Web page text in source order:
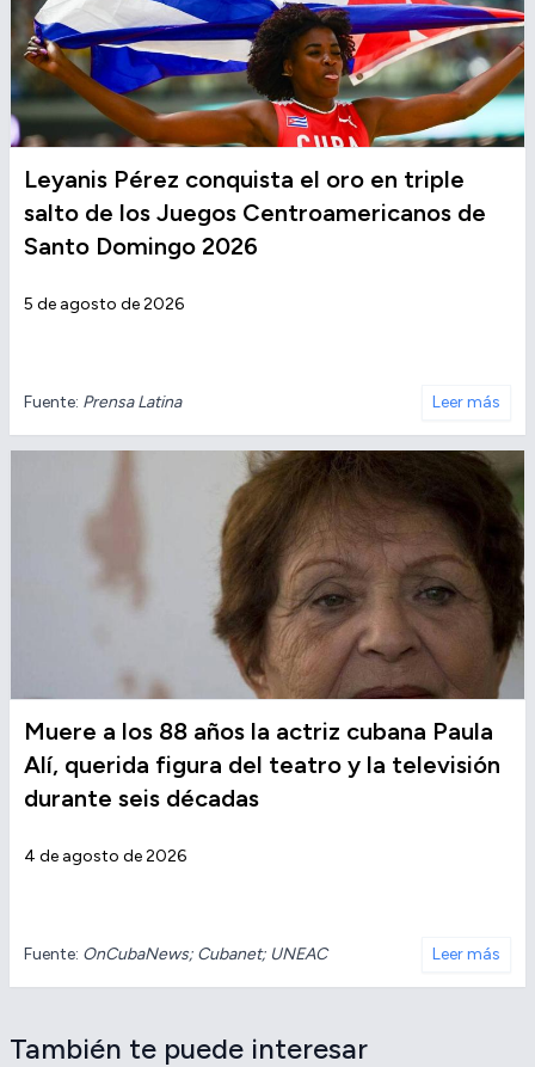
Leyanis Pérez conquista el oro en triple
salto de los Juegos Centroamericanos de
Santo Domingo 2026
5 de agosto de 2026
Fuente: Prensa Latina Leer más
Muere a los 88 años la actriz cubana Paula
Alí, querida figura del teatro y la televisión
durante seis décadas
4 de agosto de 2026
Fuente: OnCubaNews; Cubanet; UNEAC Leer más
También te puede interesar